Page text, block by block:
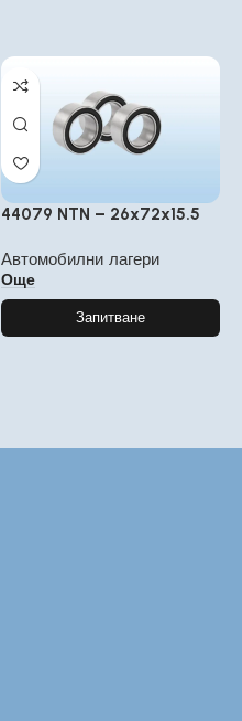
44079 NTN – 26x72x15.5
Автомобилни лагери
Още
Запитване